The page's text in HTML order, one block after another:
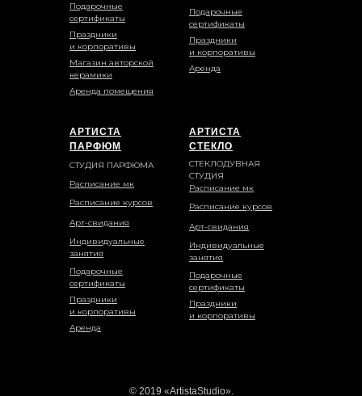
Праздники
и корпоративы
Подарочные
сертификаты
Аренда помещения
Магазин авторской
керамики
Праздники
и корпоративы
Подарочные
сертификаты
Подарочные
сертификаты
Праздники
и корпоративы
Аренда
Арт-свидания
Индивидуальные
занятия
Расписание мк
Расписание курсов
Расписание курсов
Расписание мк
Индивидуальные
занятия
Арт-свидания
Подарочные
сертификаты
Праздники
и корпоративы
Аренда
АРТИСТА
СТЕКЛО
СТЕКЛОДУВНАЯ
СТУДИЯ
АРТИСТА
ПАРФЮМ
СТУДИЯ ПАРФЮМА
© 2019 «ArtistaStudio».